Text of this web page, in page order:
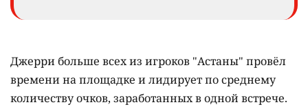
Джерри больше всех из игроков "Астаны" провёл
времени на площадке и лидирует по среднему
количеству очков, заработанных в одной встрече.